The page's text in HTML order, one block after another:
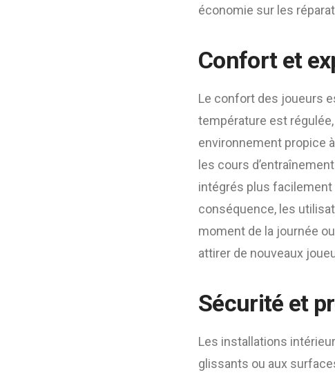
économie sur les
Confort et
Le confort des joueurs
température est
environnement propice
les cours
intégrés plus
conséquence, les
moment de la journée
attirer de nouveaux
Sécurité et
Les installations
glissants ou aux